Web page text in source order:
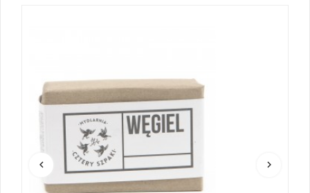
keyboard_arrow_left keyboard_arrow_right